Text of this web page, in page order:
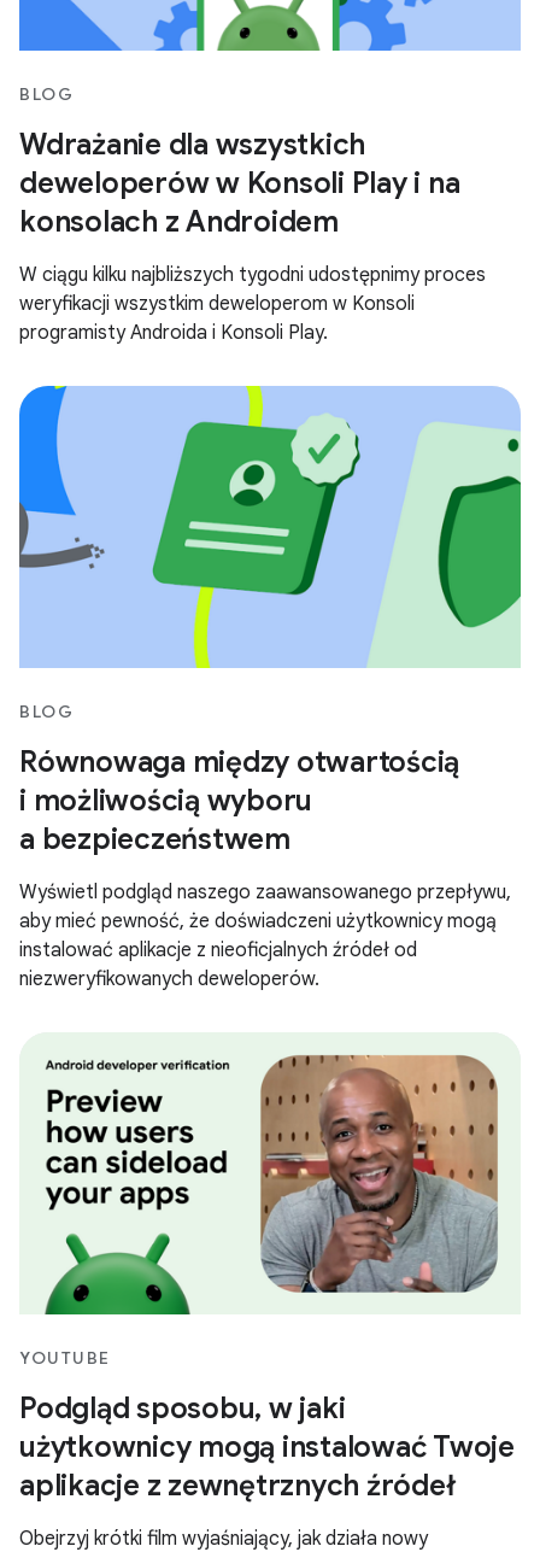
BLOG
Wdrażanie dla wszystkich
deweloperów w Konsoli Play i na
konsolach z Androidem
W ciągu kilku najbliższych tygodni udostępnimy proces
weryfikacji wszystkim deweloperom w Konsoli
programisty Androida i Konsoli Play.
BLOG
Równowaga między otwartością
i możliwością wyboru
a bezpieczeństwem
Wyświetl podgląd naszego zaawansowanego przepływu,
aby mieć pewność, że doświadczeni użytkownicy mogą
instalować aplikacje z nieoficjalnych źródeł od
niezweryfikowanych deweloperów.
YOUTUBE
Podgląd sposobu, w jaki
użytkownicy mogą instalować Twoje
aplikacje z zewnętrznych źródeł
Obejrzyj krótki film wyjaśniający, jak działa nowy